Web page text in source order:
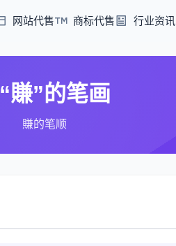
网站代售 商标代售 行业资讯
“賺”的笔画
賺的笔顺